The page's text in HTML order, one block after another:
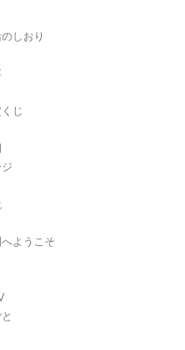
しおり
じ
ようこそ